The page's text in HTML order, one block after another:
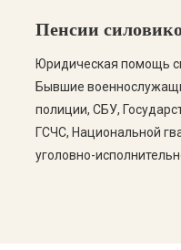
отказывают в
расчета стажа, […]
Пенсии
Юридическая помощь
Бывшие
полиции, СБУ,
ГСЧС, Национальной
уголовно-
проблемами является